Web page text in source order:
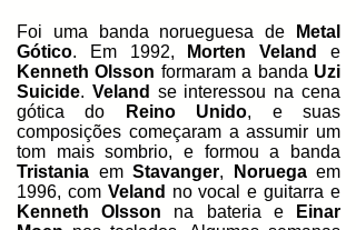
Foi uma banda norueguesa de
Metal
Gótico. Em 1992, Morten Veland
e
Kenneth Olsson formaram a banda Uzi
Suicide. Veland se interessou na cena
gótica do
Reino Unido, e suas
composições começaram a assumir um
tom mais sombrio, e formou a banda
Tristania em Stavanger, Noruegaem
1996, com Veland no vocal e guitarra e
Kenneth Olsson na bateria e
Einar